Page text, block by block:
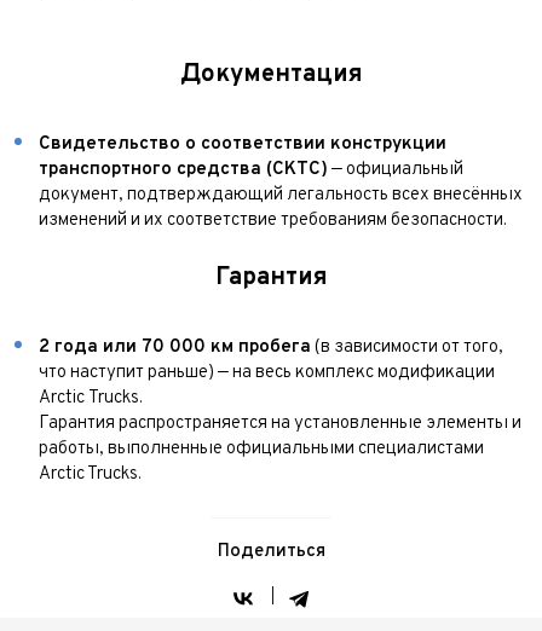
Документация
Свидетельство о соответствии конструкции
транспортного средства (СКТС) — официальный
документ, подтверждающий легальность всех внесённых
изменений и их соответствие требованиям безопасности.
Гарантия
2 года или 70 000 км пробега (в зависимости от того,
что наступит раньше) — на весь комплекс модификации
Arctic Trucks.
Гарантия распространяется на установленные элементы и
работы, выполненные официальными специалистами
Arctic Trucks.
Поделиться